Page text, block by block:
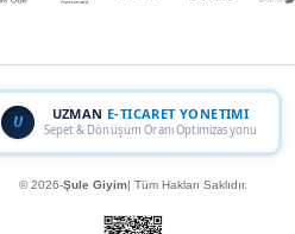
U UZMAN E-TICARET YONETIMI
Meta & Google Ads Reklam Yönetimi
© 2026-Şule Giyim| Tüm Hakları Saklıdır.